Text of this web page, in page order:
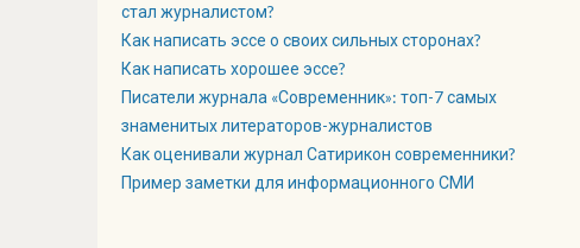
стал журналистом?
Как написать эссе о своих сильных сторонах?
Как написать хорошее эссе?
Писатели журнала «Современник»: топ-7 самых
знаменитых литераторов-журналистов
Как оценивали журнал Сатирикон современники?
Пример заметки для информационного СМИ